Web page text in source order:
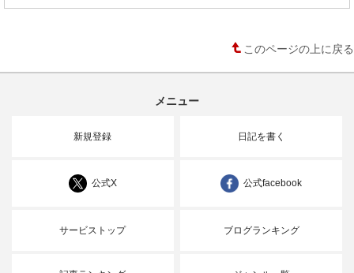
このページの上に戻る
メニュー
新規登録 日記を書く
公式X 公式facebook
サービストップ ブログランキング